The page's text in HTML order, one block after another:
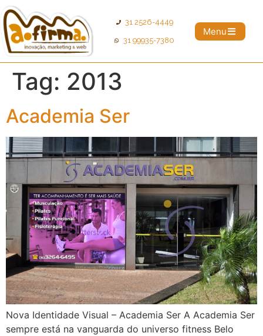
31 2526-4449
31 99935-7380
Menu
Tag: 2013
Academia Ser
Nova Identidade Visual – Academia Ser A Academia Ser
sempre está na vanguarda do universo fitness Belo